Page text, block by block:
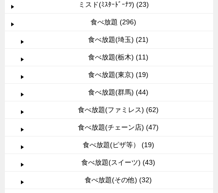
ミスド(ﾐｽﾀｰﾄﾞｰﾅﾂ) (23)
食べ放題 (296)
食べ放題(埼玉) (21)
食べ放題(栃木) (11)
食べ放題(東京) (19)
食べ放題(群馬) (44)
食べ放題(ファミレス) (62)
食べ放題(チェーン店) (47)
食べ放題(ピザ等） (19)
食べ放題(スイーツ) (43)
食べ放題(その他) (32)